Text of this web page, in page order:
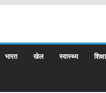
भारत खेल स्वास्थ्य शिक्षा